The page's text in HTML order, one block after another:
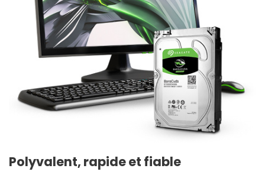
Polyvalent, rapide et fiable